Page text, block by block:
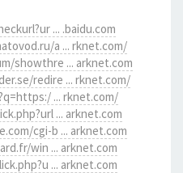
... .baidu.com
a ... rknet.com/
showthre ... arknet.com
redire ... rknet.com/
... rknet.com/
... arknet.com
cgi-b ... arknet.com
win ... arknet.com
... arknet.com